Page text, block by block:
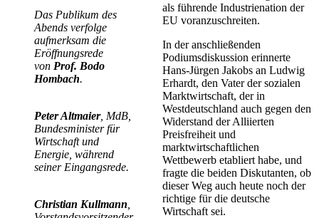
Das Publikum des
Abends verfolge
aufmerksam die
Eröffnungsrede
von Prof. Bodo
Hombach.
Peter Altmaier, MdB,
Bundesminister für
Wirtschaft und
Energie, während
seiner Eingangsrede.
Christian Kullmann
als führende Industrienation der
EU voranzuschreiten.
In der anschließenden
Podiumsdiskussion erinnerte
Hans-Jürgen Jakobs an Ludwig
Erhardt, den Vater der sozialen
Marktwirtschaft, der in
Westdeutschland auch gegen den
Widerstand der Alliierten
Preisfreiheit und
marktwirtschaftlichen
Wettbewerb etabliert habe, und
fragte die beiden Diskutanten, ob
dieser Weg auch heute noch der
richtige für die deutsche
Wirtschaft sei.